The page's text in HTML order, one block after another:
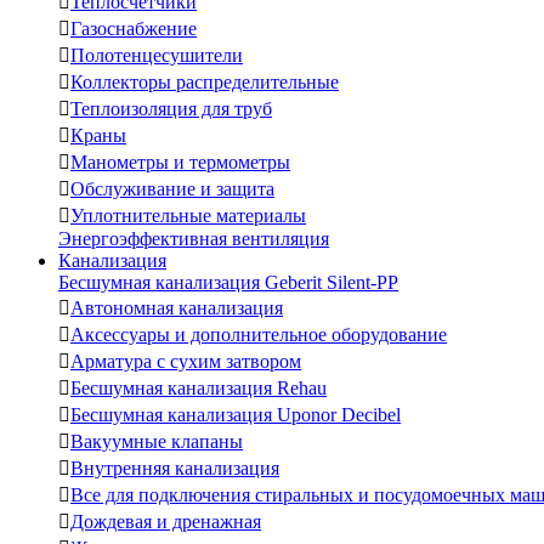
Газоснабжение
Полотенцесушители
Коллекторы распределительные
Теплоизоляция для труб
Краны
Манометры и термометры
Обслуживание и защита
Уплотнительные материалы
Энергоэффективная вентиляция
Канализация
Бесшумная канализация Geberit Silent-PP
Автономная канализация
Аксессуары и дополнительное оборудование
Арматура с сухим затвором
Бесшумная канализация Rehau
Бесшумная канализация Uponor Decibel
Вакуумные клапаны
Внутренняя канализация
Все для подключения стиральных и посудомоечных
Дождевая и дренажная